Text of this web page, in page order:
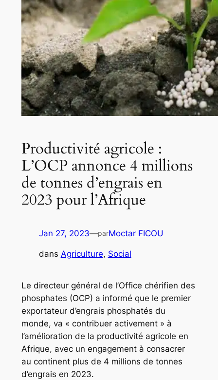
Productivité agricole :
L’OCP annonce 4 millions
de tonnes d’engrais en
2023 pour l’Afrique
Jan 27, 2023—parMoctar FICOU
dans Agriculture, Social
Le directeur général de l’Office chérifien des
phosphates (OCP) a informé que le premier
exportateur d’engrais phosphatés du
monde, va « contribuer activement » à
l’amélioration de la productivité agricole en
Afrique, avec un engagement à consacrer
au continent plus de 4 millions de tonnes
d’engrais en 2023.